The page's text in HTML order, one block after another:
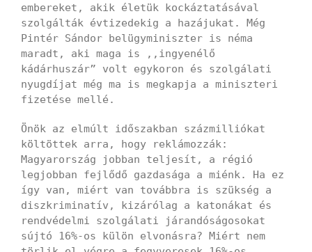
embereket, akik életük kockáztatásával
szolgálták évtizedekig a hazájukat. Még
Pintér Sándor belügyminiszter is néma
maradt, aki maga is ,,ingyenélő
kádárhuszár” volt egykoron és szolgálati
nyugdíjat még ma is megkapja a miniszteri
fizetése mellé.
Önök az elmúlt időszakban százmilliókat
költöttek arra, hogy reklámozzák:
Magyarország jobban teljesít, a régió
legjobban fejlődő gazdasága a miénk. Ha ez
így van, miért van továbbra is szükség a
diszkriminatív, kizárólag a katonákat és
rendvédelmi szolgálati járandóságosokat
sújtó 16%-os külön elvonásra? Miért nem